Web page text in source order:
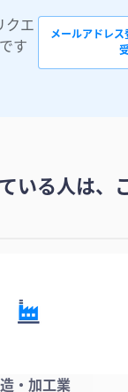
クエ
す
メールアドレ
いる人は、
・加工業